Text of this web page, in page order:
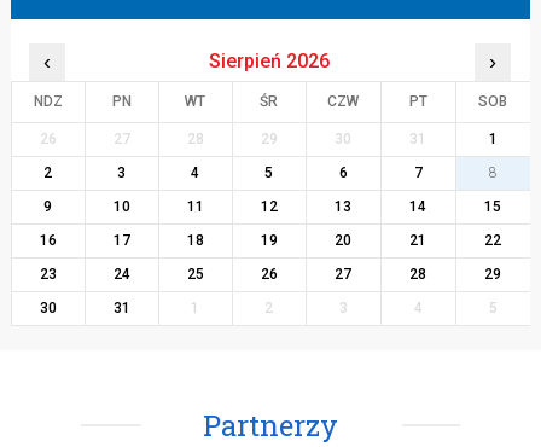
‹ Sierpień 2026 ›
NDZ PN WT ŚR CZW PT SOB
26 27 28 29 30 31
1
2
3 4 5 6 7
8
9
10 11 12 13 14
15
16
17 18 19 20 21
22
23
24 25 26 27 28
29
30
31 1 2 3 4 5
Partnerzy